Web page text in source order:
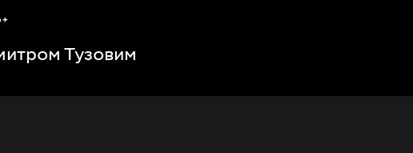
Тузовим